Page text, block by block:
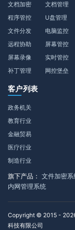
文档加密
程序管控
文件分发
远程协助
屏幕录像
补丁管理
文档管理
U盘管理
电脑监控
屏幕管控
实时管控
网控堡垒
客户列表
政务机关
教育行业
金融贸易
医疗行业
制造行业
旗下产品： 文件加密系
内网管理系统
Copyright © 2015 -
科技有限公司